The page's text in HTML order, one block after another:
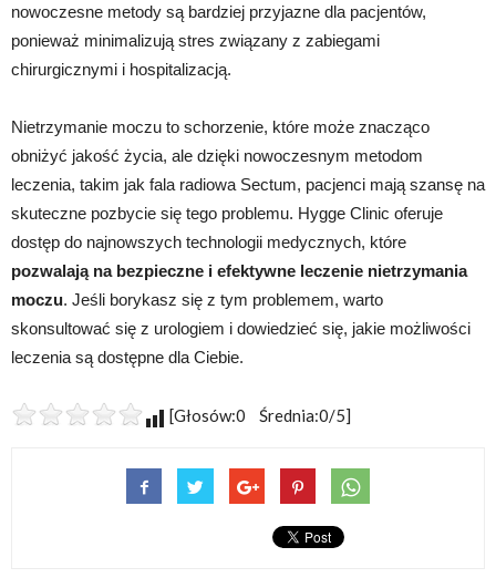
nowoczesne metody są bardziej przyjazne dla pacjentów,
ponieważ minimalizują stres związany z zabiegami
chirurgicznymi i hospitalizacją.
Nietrzymanie moczu to schorzenie, które może znacząco
obniżyć jakość życia, ale dzięki nowoczesnym metodom
leczenia, takim jak fala radiowa Sectum, pacjenci mają szansę na
skuteczne pozbycie się tego problemu. Hygge Clinic oferuje
dostęp do najnowszych technologii medycznych, które
pozwalają na bezpieczne i efektywne leczenie nietrzymania
moczu. Jeśli borykasz się z tym problemem, warto
skonsultować się z urologiem i dowiedzieć się, jakie możliwości
leczenia są dostępne dla Ciebie.
[Głosów:0 Średnia:0/5]